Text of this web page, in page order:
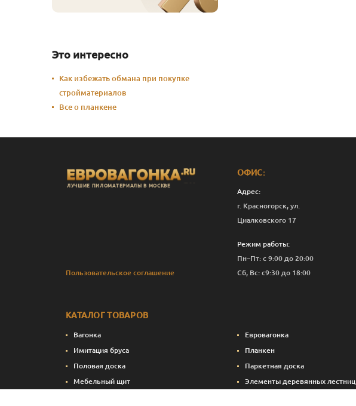
Это интересно
Как избежать обмана при покупке
стройматериалов
Все о планкене
ЛУЧШИЕ ПИЛОМАТЕРИАЛЫ В МОСКВЕ
Пользовательское соглашение
ОФИС:
Адрес:
г. Красногорск, ул.
Циалковского 17
Режим работы:
Пн–Пт: с 9:00 до 20:00
Сб, Вс: с9:30 до 18:00
КАТАЛОГ ТОВАРОВ
Вагонка Евровагонка
Имитация бруса
Планкен
Половая доска
Паркетная доска
Мебельный щит
Элементы деревянных лестниц